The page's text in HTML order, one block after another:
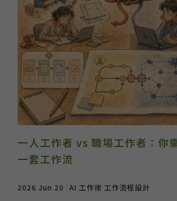
一人工作者 vs 職場工作者：你
一套工作流
2026 Jun 20 AI 工作術 工作流程設計